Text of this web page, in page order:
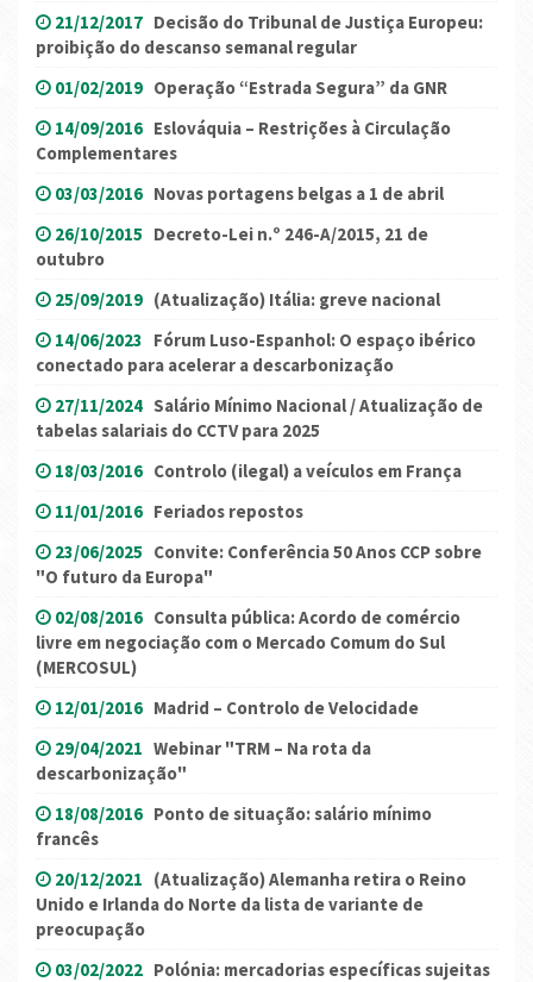
21/12/2017 Decisão do Tribunal de Justiça Europeu:
proibição do descanso semanal regular
01/02/2019 Operação “Estrada Segura” da GNR
14/09/2016 Eslováquia – Restrições à Circulação
Complementares
03/03/2016 Novas portagens belgas a 1 de abril
26/10/2015 Decreto-Lei n.º 246-A/2015, 21 de
outubro
25/09/2019 (Atualização) Itália: greve nacional
14/06/2023 Fórum Luso-Espanhol: O espaço ibérico
conectado para acelerar a descarbonização
27/11/2024 Salário Mínimo Nacional / Atualização de
tabelas salariais do CCTV para 2025
18/03/2016 Controlo (ilegal) a veículos em França
11/01/2016 Feriados repostos
23/06/2025 Convite: Conferência 50 Anos CCP sobre
"O futuro da Europa"
02/08/2016 Consulta pública: Acordo de comércio
livre em negociação com o Mercado Comum do Sul
(MERCOSUL)
12/01/2016 Madrid – Controlo de Velocidade
29/04/2021 Webinar "TRM – Na rota da
descarbonização"
18/08/2016 Ponto de situação: salário mínimo
francês
20/12/2021 (Atualização) Alemanha retira o Reino
Unido e Irlanda do Norte da lista de variante de
preocupação
03/02/2022 Polónia: mercadorias específicas sujeitas